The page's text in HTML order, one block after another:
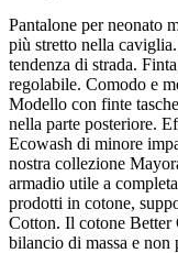
Pantalone per neonato
più stretto nella
tendenza di strada.
regolabile. Comodo e
Modello con finte
nella parte posteriore.
Ecowash di minore
nostra collezione
armadio utile a
prodotti in cotone,
Cotton. Il cotone Better
bilancio di massa e non